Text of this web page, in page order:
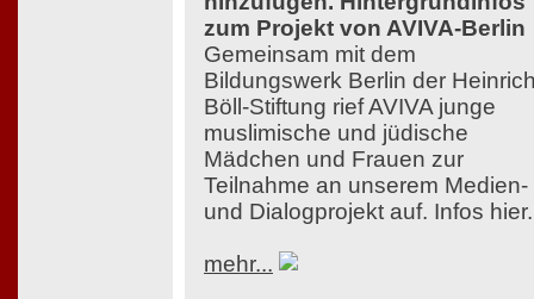
zum Projekt von AVIVA-Berlin
Gemeinsam mit dem
Bildungswerk Berlin der
Böll-Stiftung rief AVIVA junge
muslimische und jüdische
Mädchen und Frauen zur
Teilnahme an unserem Medien-
und Dialogprojekt auf. Infos
mehr...